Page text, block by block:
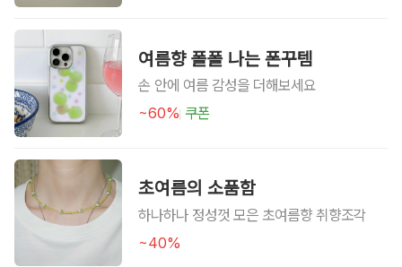
여름향 폴폴 나는 폰꾸템
손 안에 여름 감성을 더해보세요
~60% 쿠폰
초여름의 소품함
하나하나 정성껏 모은 초여름향 취향조각
~40%